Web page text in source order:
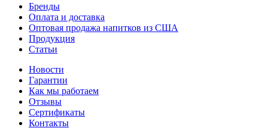
Бренды
Оплата и доставка
Оптовая продажа напитков из США
Продукция
Статьи
Новости
Гарантии
Как мы работаем
Отзывы
Сертификаты
Контакты